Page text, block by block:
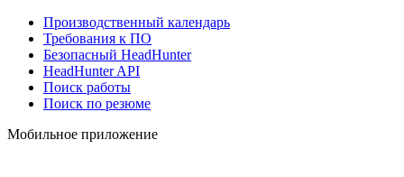
Производственный календарь
Требования к ПО
Безопасный HeadHunter
HeadHunter API
Поиск работы
Поиск по резюме
Мобильное приложение